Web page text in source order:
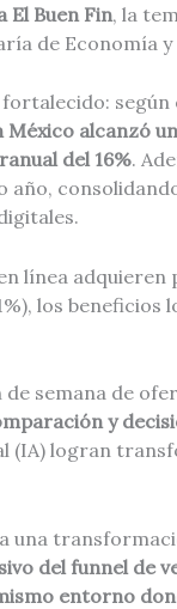
El Buen Fin, la
de Economía
según
alcanzó
del 16%.
línea adquieren
los beneficios
de semana de
y
(IA) logran
una
del funnel de
entorno